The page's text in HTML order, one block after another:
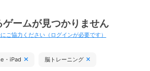
ゲームが見つかりません
ご協力ください（ログインが必要です）
・iPad 脳トレーニング